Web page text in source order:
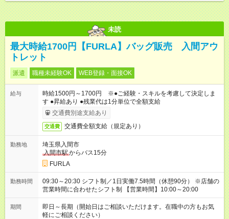
未読
最大時給1700円【FURLA】バッグ販売 入間アウ
トレット
派遣 職種未経験OK WEB登録・面接OK
給与
時給1500円～1700円 ※●ご経験・スキルを考慮して決定しま
す ●昇給あり ●残業代は1分単位で全額支給
交通費別途支給あり
交通費 交通費全額支給（規定あり）
勤務地
埼玉県入間市
入間市駅からバス15分
FURLA
勤務時間
09:30～20:30 シフト制／1日実働7.5時間（休憩90分） ※店舗の
営業時間に合わせたシフト制 【営業時間】10:00～20:00
期間
即日～長期（開始日はご相談いただけます。在職中の方もお気
軽にご相談ください）